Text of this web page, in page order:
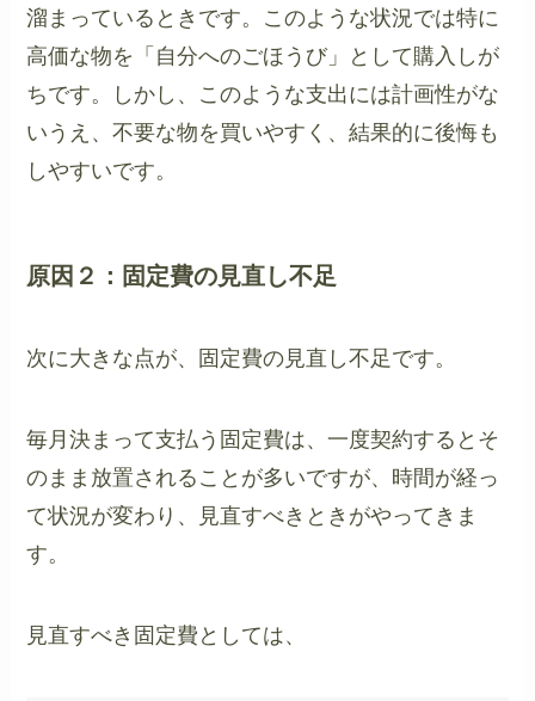
溜まっているときです。このような状況では特に
高価な物を「自分へのごほうび」として購入しが
ちです。しかし、このような支出には計画性がな
いうえ、不要な物を買いやすく、結果的に後悔も
しやすいです。
原因２：固定費の見直し不足
次に大きな点が、固定費の見直し不足です。
毎月決まって支払う固定費は、一度契約するとそ
のまま放置されることが多いですが、時間が経っ
て状況が変わり、見直すべきときがやってきま
す。
見直すべき固定費としては、